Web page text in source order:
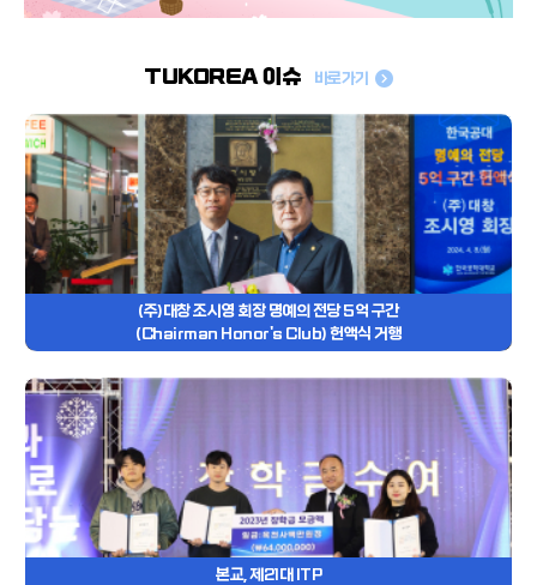
TUKOREA 이슈 바로가기
(주)대창 조시영 회장 명예의 전당 5억 구간
(Chairman Honor's Club) 헌액식 거행
본교, 제21대 ITP